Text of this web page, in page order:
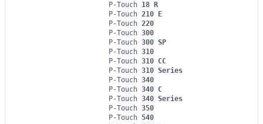
P-Touch 18 R
P-Touch 210 E
P-Touch 220
P-Touch 300
P-Touch 300 SP
P-Touch 310
P-Touch 310 CC
P-Touch 310 Series
P-Touch 340
P-Touch 340 C
P-Touch 340 Series
P-Touch 350
P-Touch 540